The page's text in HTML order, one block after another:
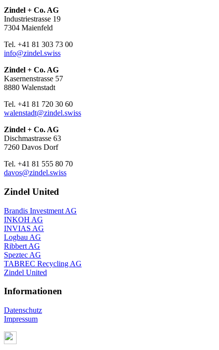
Zindel + Co. AG
Industriestrasse 19
7304 Maienfeld
Tel. +41 81 303 73 00
info@zindel.swiss
Zindel + Co. AG
Kasernenstrasse 57
8880 Walenstadt
Tel. +41 81 720 30 60
walenstadt@zindel.swiss
Zindel + Co. AG
Dischmastrasse 63
7260 Davos Dorf
Tel. +41 81 555 80 70
davos@zindel.swiss
Zindel United
Brandis Investment AG
INKOH AG
INVIAS AG
Logbau AG
Ribbert AG
Speztec AG
TABREC Recycling AG
Zindel United
Informationen
Datenschutz
Impressum